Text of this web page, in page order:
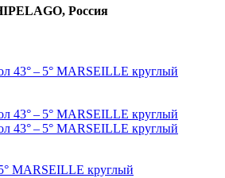
Россия
MARSEILLE круглый